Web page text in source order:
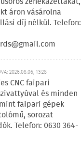
áron vásárolna
díj nélkül. Telefon:
2026.08.06, 13:28
CNC faipari
és minden
faipari gépek
sorozat
Telefon: 0630 364-